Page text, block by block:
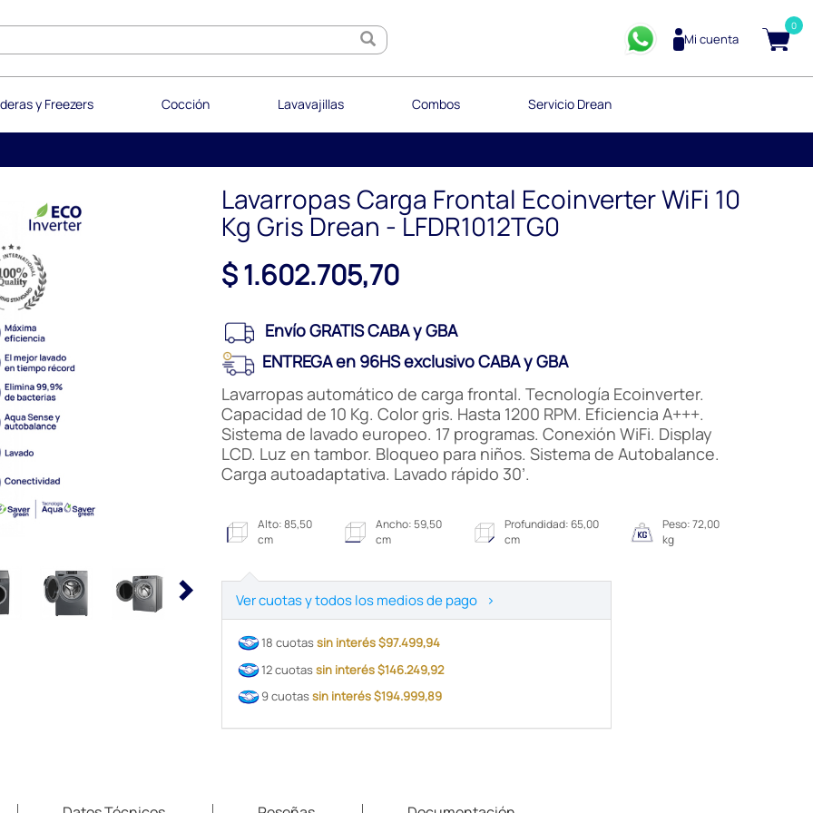
Mi cuenta
0
y Freezers Cocción Lavavajillas Combos Servicio Drean
Lavarropas Carga Frontal Ecoinverter WiFi 10
Kg Gris Drean - LFDR1012TG0
$ 1.602.705,70
Envío GRATIS CABA y GBA
ENTREGA en 96HS exclusivo CABA y GBA
Lavarropas automático de carga frontal. Tecnología Ecoinverter.
Capacidad de 10 Kg. Color gris. Hasta 1200 RPM. Eficiencia A+++.
Sistema de lavado europeo. 17 programas. Conexión WiFi. Display
LCD. Luz en tambor. Bloqueo para niños. Sistema de Autobalance.
Carga autoadaptativa. Lavado rápido 30’.
Alto: 85,50
cm
Ancho: 59,50
cm
Profundidad: 65,00
cm
Peso: 72,00
kg
Ver cuotas y todos los medios de pago >
18 cuotassin interés $97.499,94
12 cuotassin interés $146.249,92
9 cuotassin interés $194.999,89